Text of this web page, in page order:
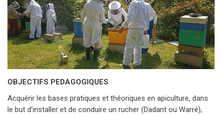
OBJECTIFS PEDAGOGIQUES
Acquérir les bases pratiques et théoriques en apiculture, dans
le but d’installer et de conduire un rucher (Dadant ou Warré),